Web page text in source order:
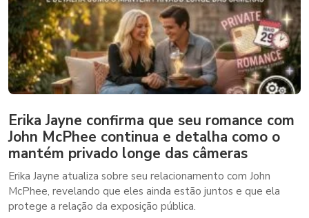
Erika Jayne confirma que seu romance com
John McPhee continua e detalha como o
mantém privado longe das câmeras
Erika Jayne atualiza sobre seu relacionamento com John
McPhee, revelando que eles ainda estão juntos e que ela
protege a relação da exposição pública.